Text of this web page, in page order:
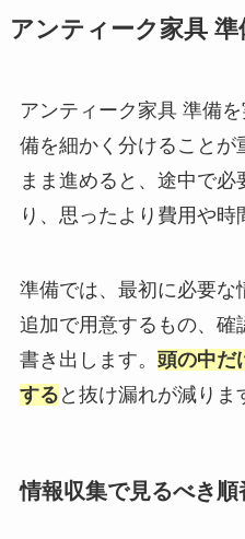
アンティーク家具
アンティーク家具 準備
備を細かく分けることが
まま進めると、途中で
り、思ったより費用や時
準備では、最初に必要な
追加で用意するもの、確
書き出します。 頭の中だ
する と抜け漏れが減りま
情報収集で見るべき順